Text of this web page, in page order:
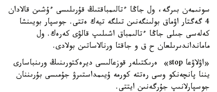
سونىمەن بىرگە، ول جاڭا ءتالىمباقتىڭ قۇرىلىسى ءۇشىن قالادان
4 گەگتار اۋماق بولىنگەنىن تىلگە تيەك ەتتى. جوسپار بويىنشا
كەلەسى جىلى جاڭا ءتالىمباق اشىلىپ قالۋى كەرەك. ول
مامانداندىرىلعان ح ق و جاقتا ورنالاساتىن بولادى.
«اۋلاۋعا stop» ەرىكتىلەر قوزعالىسى ديرەكتورىنىڭ ورىنباسارى
يننا پانچەنكو وسى رەتتە كورمە ۇيىمداستىرۋ جۇمىسى بۇرىننان
جوسپارلانىپ جۇرگەنىن ايتتى.